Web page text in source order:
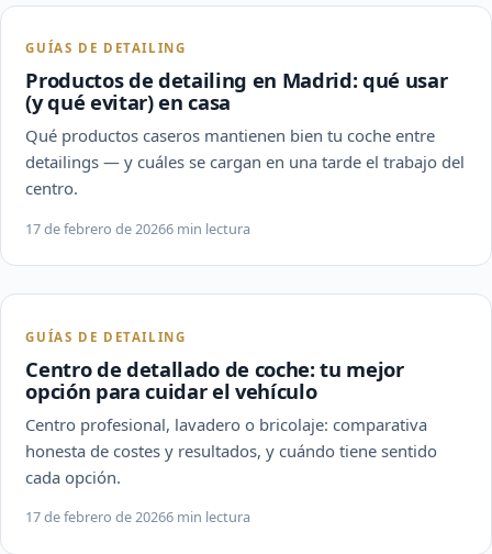
GUÍAS DE DETAILING
Productos de detailing en Madrid: qué usar
(y qué evitar) en casa
Qué productos caseros mantienen bien tu coche entre
detailings — y cuáles se cargan en una tarde el trabajo del
centro.
17 de febrero de 20266 min lectura
GUÍAS DE DETAILING
Centro de detallado de coche: tu mejor
opción para cuidar el vehículo
Centro profesional, lavadero o bricolaje: comparativa
honesta de costes y resultados, y cuándo tiene sentido
cada opción.
17 de febrero de 20266 min lectura